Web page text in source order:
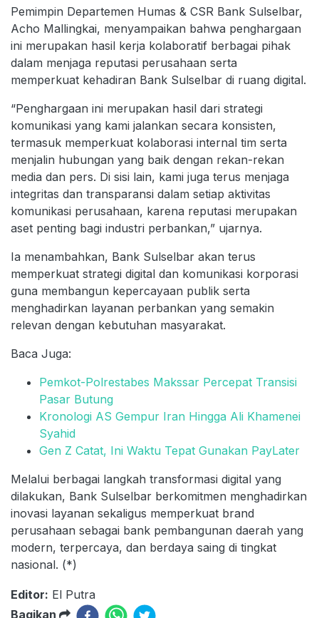
Pemimpin Departemen Humas & CSR Bank Sulselbar,
Acho Mallingkai, menyampaikan bahwa penghargaan
ini merupakan hasil kerja kolaboratif berbagai pihak
dalam menjaga reputasi perusahaan serta
memperkuat kehadiran Bank Sulselbar di ruang digital.
“Penghargaan ini merupakan hasil dari strategi
komunikasi yang kami jalankan secara konsisten,
termasuk memperkuat kolaborasi internal tim serta
menjalin hubungan yang baik dengan rekan-rekan
media dan pers. Di sisi lain, kami juga terus menjaga
integritas dan transparansi dalam setiap aktivitas
komunikasi perusahaan, karena reputasi merupakan
aset penting bagi industri perbankan,” ujarnya.
Ia menambahkan, Bank Sulselbar akan terus
memperkuat strategi digital dan komunikasi korporasi
guna membangun kepercayaan publik serta
menghadirkan layanan perbankan yang semakin
relevan dengan kebutuhan masyarakat.
Baca Juga:
Pemkot-Polrestabes Makssar Percepat Transisi
Pasar Butung
Kronologi AS Gempur Iran Hingga Ali Khamenei
Syahid
Gen Z Catat, Ini Waktu Tepat Gunakan PayLater
Melalui berbagai langkah transformasi digital yang
dilakukan, Bank Sulselbar berkomitmen menghadirkan
inovasi layanan sekaligus memperkuat brand
perusahaan sebagai bank pembangunan daerah yang
modern, terpercaya, dan berdaya saing di tingkat
nasional. (*)
Editor: El Putra
Bagikan